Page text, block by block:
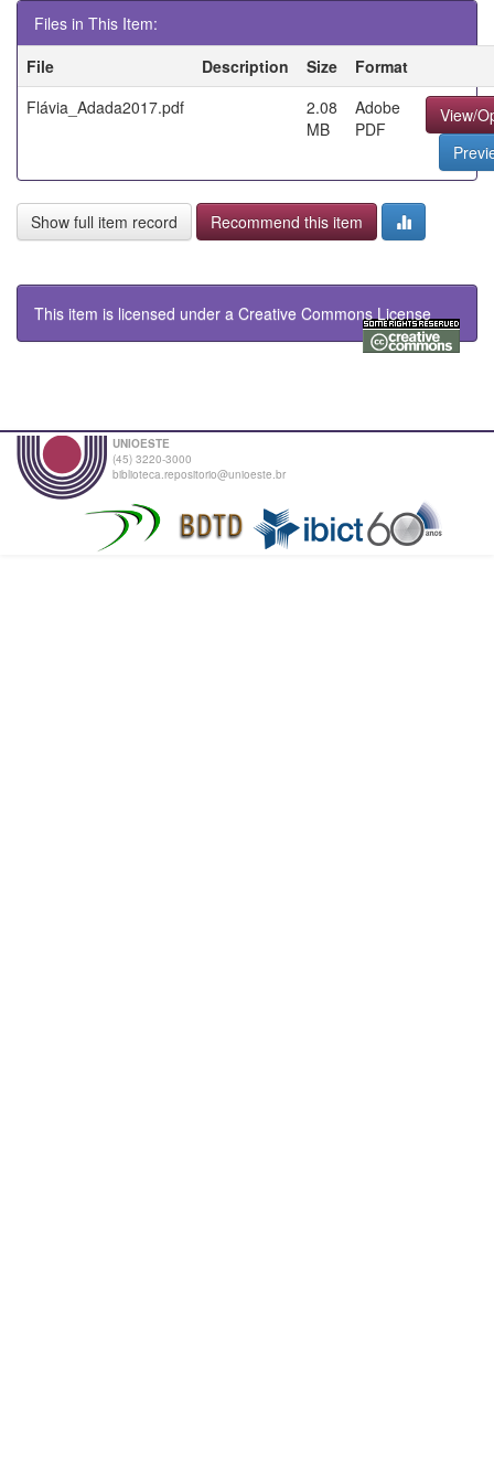
Files in This Item:
File
Description Size
Format
Flávia_Adada2017.pdf
2.08
MB
Adobe
PDF
View/
Show full item record Recommend this item
This item is licensed under a Creative Commons License
UNIOESTE
(45) 3220-3000
biblioteca.repositorio@unioeste.br